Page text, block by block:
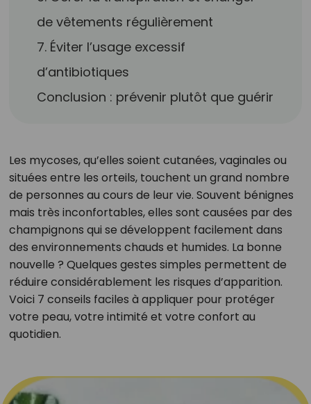
de vêtements régulièrement
7. Éviter l’usage excessif
d’antibiotiques
Conclusion : prévenir plutôt que guérir
Les mycoses, qu’elles soient cutanées, vaginales ou
situées entre les orteils, touchent un grand nombre
de personnes au cours de leur vie. Souvent bénignes
mais très inconfortables, elles sont causées par des
champignons qui se développent facilement dans
des environnements chauds et humides. La bonne
nouvelle ? Quelques gestes simples permettent de
réduire considérablement les risques d’apparition.
Voici 7 conseils faciles à appliquer pour protéger
votre peau, votre intimité et votre confort au
quotidien.